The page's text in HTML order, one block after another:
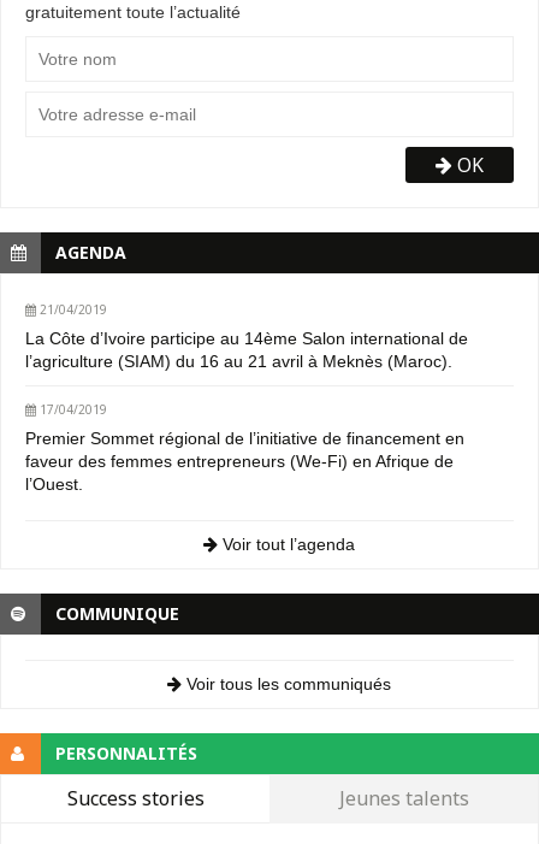
gratuitement toute l’actualité
OK
AGENDA
21/04/2019
La Côte d’Ivoire participe au 14ème Salon international de
l’agriculture (SIAM) du 16 au 21 avril à Meknès (Maroc).
17/04/2019
Premier Sommet régional de l’initiative de financement en
faveur des femmes entrepreneurs (We-Fi) en Afrique de
l’Ouest.
Voir tout l’agenda
COMMUNIQUE
Voir tous les communiqués
PERSONNALITÉS
Success stories Jeunes talents